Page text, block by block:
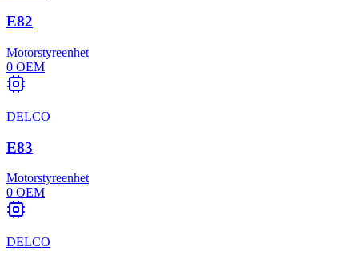
E82
Motorstyreenhet
0 OEM
DELCO
E83
Motorstyreenhet
0 OEM
DELCO